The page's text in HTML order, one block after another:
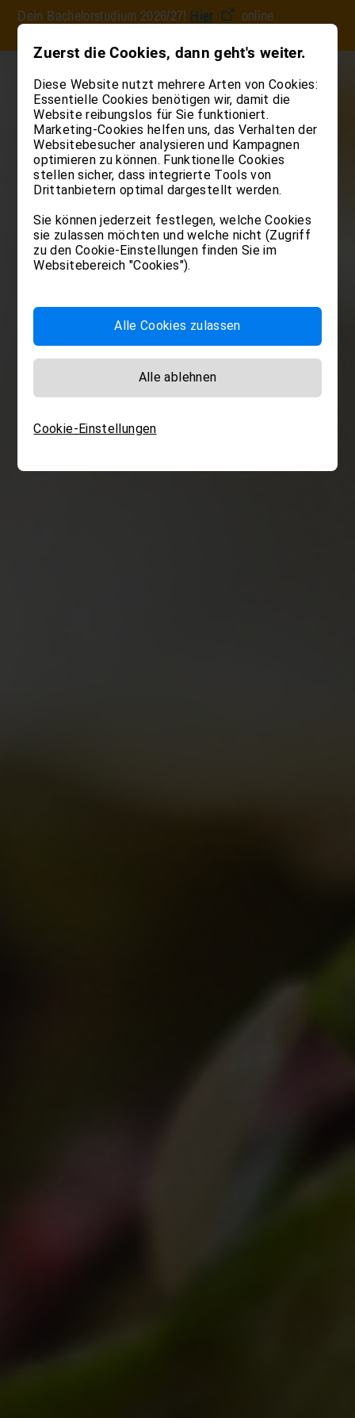
Bachelorstudium
Gesundheitsberufe
Bachelor Medicine &
Biomedizinische Labortechnik
Dentalhygiene
Ergotherapie
Hebammen
Krankenpflege
Logopädie
Physiotherapie
Sanitätsassistenz
Techniken der Vorbeugung im
Arbeitsplatz
Post Lauream
Fachkompetenzen
Laurea Magistrale Master
Laurea Magistrale in Pflege-
Hebammenwissenschaften
Alle Ausbildungen im
Forschung
Kenntnisse vertiefen
Forschung an der Claudiana
SAMNET
Institutional Review Board
Services
Bozen und Umgebung
Claudiana Campus
Claudiana Store
Claudiana Why
Dienste und Ressourcen
Dienst für Studienberatung
Für Studienanwärter
News & Events
Verpflegung und Unterkunft
Für Studierende
Informationen rund ums
Kontakt und Ansprechperson
Für Dozierende
Für Dozierende
Teacher Training
Teacher Training 1
Teacher Training 2
Teacher Training 3
Claudiana
Über die Claudiana
Claudiana Simulation Center
Claudiana in Bildern
Dein Bachelorstudium 2026/27! Hier
online
einschreiben.
Zuerst die Cookies, dann geht's weiter.
Diese Website nutzt mehrere Arten von Cookies:
Essentielle Cookies benötigen wir, damit die
Website reibungslos für Sie funktioniert.
Marketing-Cookies helfen uns, das Verhalten der
Websitebesucher analysieren und Kampagnen
optimieren zu können. Funktionelle Cookies
stellen sicher, dass integrierte Tools von
Drittanbietern optimal dargestellt werden.
Sie können jederzeit festlegen, welche Cookies
sie zulassen möchten und welche nicht (Zugriff
zu den Cookie-Einstellungen finden Sie im
Websitebereich "Cookies").
Cookie-Einstellungen
Alle Cookies zulassen
Alle ablehnen